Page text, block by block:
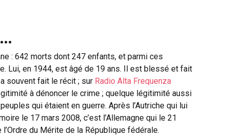
: 642 morts dont 247 enfants, et parmi ces
Lui, en 1944, est âgé de 19 ans. Il est blessé et fait
souvent fait le récit ; sur Radio Alta Frequenza
à dénoncer le crime ; quelque légitimité aussi
qui étaient en guerre. Après l’Autriche qui lui
le 17 mars 2008, c’est l’Allemagne qui le 21
du Mérite de la République fédérale.